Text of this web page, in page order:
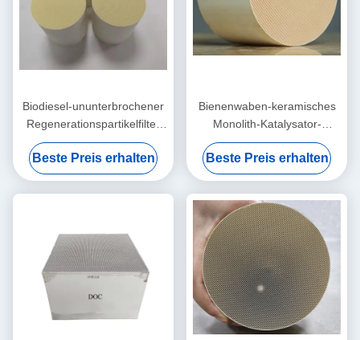
Biodiesel-ununterbrochener
Regenerationspartikelfilter
Doc. Oxidation Catalyst
Diesel Maschinen-CCRT
Beste Preis erhalten
Bienenwaben-keramisches
Monolith-Katalysator-
Substrat des Platin-Doc.
Diesel Oxidation Catalyst
Nox Pint
Beste Preis erhalten